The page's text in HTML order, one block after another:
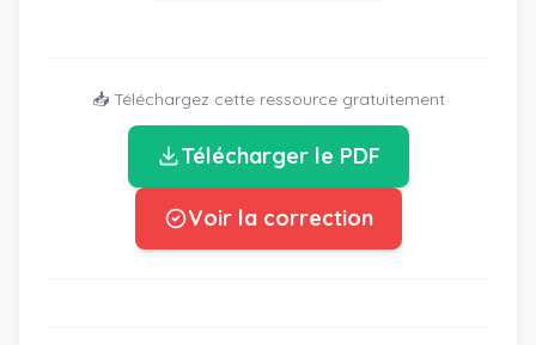
📥 Téléchargez cette ressource gratuitement
Télécharger le PDF
Voir la correction